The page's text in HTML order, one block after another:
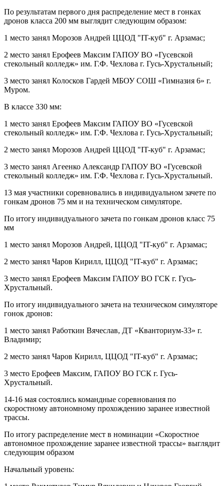
По результатам первого дня распределение мест в гонках
дронов класса 200 мм выглядит следующим образом:
1 место занял Морозов Андрей ЦЦОД "IT-куб" г. Арзамас;
2 место занял Ерофеев Максим ГАПОУ ВО «Гусевской
стекольный колледж» им. Г.Ф. Чехлова г. Гусь-Хрустальный;
3 место занял Колосков Гардей МБОУ СОШ «Гимназия 6» г.
Муром.
В классе 330 мм:
1 место занял Ерофеев Максим ГАПОУ ВО «Гусевской
стекольный колледж» им. Г.Ф. Чехлова г. Гусь-Хрустальный;
2 место занял Морозов Андрей ЦЦОД "IT-куб" г. Арзамас;
3 место занял Агеенко Александр ГАПОУ ВО «Гусевской
стекольный колледж» им. Г.Ф. Чехлова г. Гусь-Хрустальный.
13 мая участники соревновались в индивидуальном зачете по
гонкам дронов 75 мм и на техническом симуляторе.
По итогу индивидуального зачета по гонкам дронов класс 75
мм
1 место занял Морозов Андрей, ЦЦОД "IT-куб" г. Арзамас;
2 место занял Чаров Кирилл, ЦЦОД "IT-куб" г. Арзамас;
3 место занял Ерофеев Максим ГАПОУ ВО ГСК г. Гусь-
Хрустальный.
По итогу индивидуального зачета на техническом симуляторе
гонок дронов:
1 место занял Работкин Вячеслав, ДТ «Кванториум-33» г.
Владимир;
2 место занял Чаров Кирилл, ЦЦОД "IT-куб" г. Арзамас;
3 место Ерофеев Максим, ГАПОУ ВО ГСК г. Гусь-
Хрустальный.
14-16 мая состоялись командные соревнования по
скоростному автономному прохождению заранее известной
трассы.
По итогу распределение мест в номинации «Скоростное
автономное прохождение заранее известной трассы» выглядит
следующим образом
Начальный уровень: